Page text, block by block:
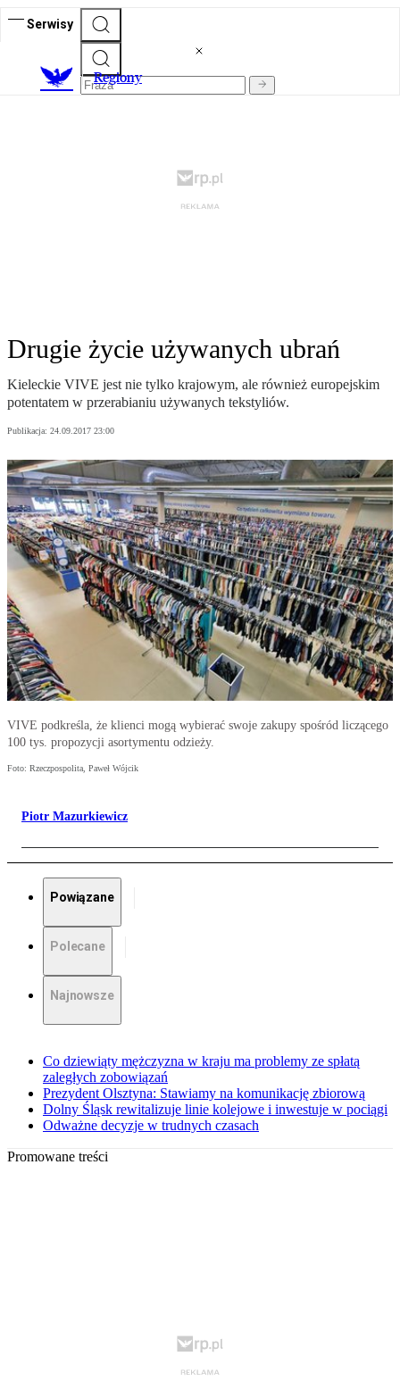
Serwisy
Regiony
Drugie życie używanych ubrań
Kieleckie VIVE jest nie tylko krajowym, ale również europejskim
potentatem w przerabianiu używanych tekstyliów.
Publikacja: 24.09.2017 23:00
VIVE podkreśla, że klienci mogą wybierać swoje zakupy spośród liczącego
100 tys. propozycji asortymentu odzieży.
Foto: Rzeczpospolita, Paweł Wójcik
Piotr Mazurkiewicz
Powiązane
Polecane
Najnowsze
Co dziewiąty mężczyzna w kraju ma problemy ze spłatą
zaległych zobowiązań
Prezydent Olsztyna: Stawiamy na komunikację zbiorową
Dolny Śląsk rewitalizuje linie kolejowe i inwestuje w pociągi
Odważne decyzje w trudnych czasach
Promowane treści